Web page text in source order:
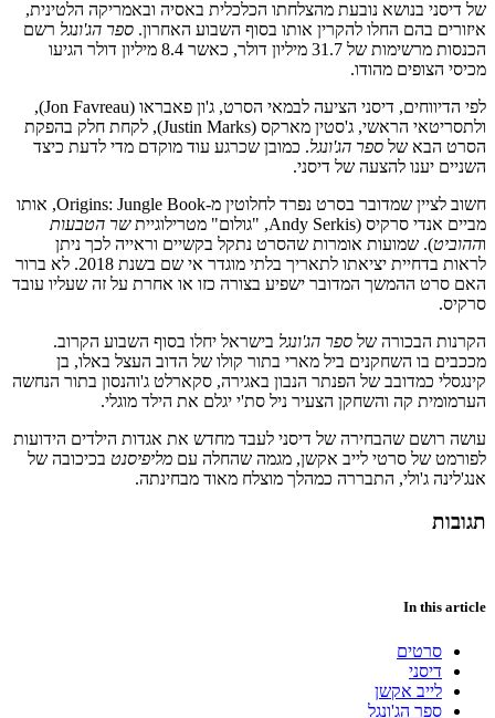
של דיסני בנושא נובעת מהצלחתו הכלכלית באסיה ובאמריקה הלטינית,
איזורים בהם החלו להקרין אותו בסוף השבוע האחרון. ספר הג'ונגל רשם
הכנסות מרשימות של 31.7 מיליון דולר, כאשר 8.4 מיליון דולר הגיעו
מכיסי הצופים מהודו.
לפי הדיווחים, דיסני הציעה לבמאי הסרט, ג'ון פאבראו (Jon Favreau),
ולתסריטאי הראשי, ג'סטין מארקס (Justin Marks), לקחת חלק בהפקת
הסרט הבא של ספר הג'ונגל. כמובן שכרגע עוד מוקדם מדי לדעת כיצד
השניים יענו להצעה של דיסני.
חשוב לציין שמדובר בסרט נפרד לחלוטין מ-Origins: Jungle Book, אותו
מביים אנדי סרקיס (Andy Serkis, "גולום" מטרילוגיית
שר הטבעות
וההוביט). שמועות אומרות שהסרט נתקל בקשיים וראייה לכך ניתן
לראות בדחיית יציאתו לתאריך בלתי מוגדר אי שם בשנת 2018. לא ברור
האם סרט ההמשך המדובר ישפיע בצורה כזו או אחרת על זה שעליו עובד
סרקיס.
הקרנות הבכורה של ספר הג'ונגל בישראל יחלו בסוף השבוע הקרוב.
מככבים בו השחקנים ביל מארי בתור קולו של הדוב העצל באלו, בן
קינגסלי כמדובב של הפנתר הנבון באגירה, סקארלט ג'והנסון בתור הנחשה
הערמומית קה והשחקן הצעיר ניל סת'י יגלם את הילד מוגלי.
עושה רושם שהבחירה של דיסני לעבד מחדש את אגדות הילדים הידועות
לפורמט של סרטי לייב אקשן, מגמה שהחלה עם מליפיסנט בכיכובה של
אנג'לינה ג'ולי, התבררה כמהלך מוצלח מאוד מבחינתה.
תגובות
In this article
סרטים
דיסני
לייב אקשן
ספר הג'ונגל